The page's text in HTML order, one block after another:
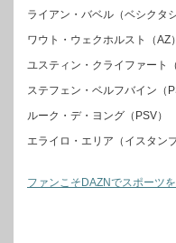
ライアン・バベル（ベシクタ
ワウト・ウェクホルスト（AZ）
ユスティン・クライファート
ステフェン・ベルフバイン（
ルーク・デ・ヨング（PSV）
エライロ・エリア（イスタン
ファンこそDAZNでスポーツを